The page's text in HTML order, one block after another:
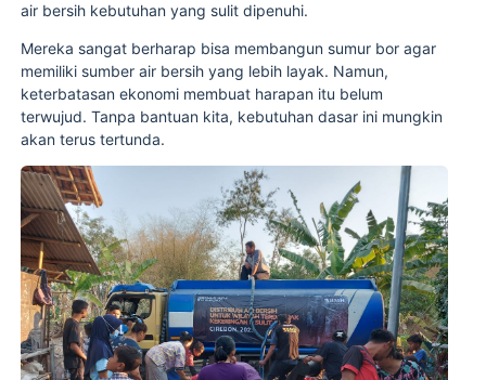
air bersih kebutuhan yang sulit dipenuhi.
Mereka sangat berharap bisa membangun sumur bor agar
memiliki sumber air bersih yang lebih layak. Namun,
keterbatasan ekonomi membuat harapan itu belum
terwujud. Tanpa bantuan kita, kebutuhan dasar ini mungkin
akan terus tertunda.